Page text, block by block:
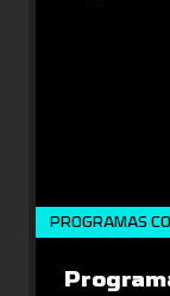
PROGRAMAS